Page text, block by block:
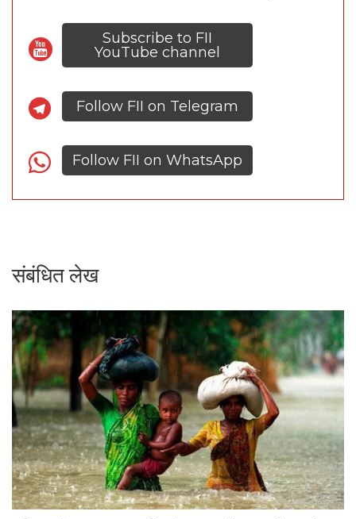
Subscribe to FII
YouTube channel
Follow FII on Telegram
Follow FII on WhatsApp
संबंधित लेख